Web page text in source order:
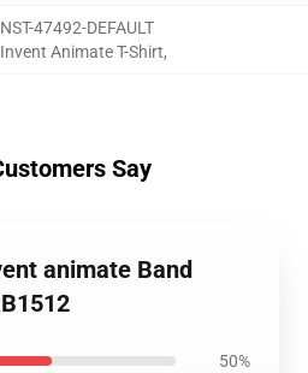
47492-DEFAULT
Invent Animate T-Shirt,
Say
animate Band
50%